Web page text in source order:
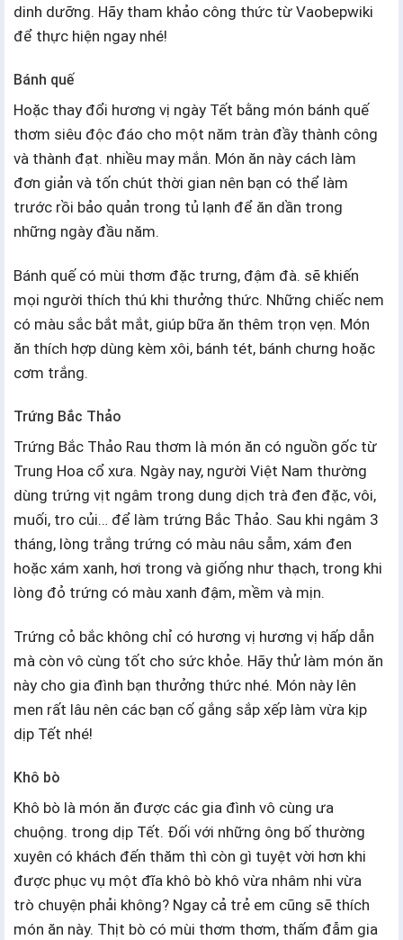
dinh dưỡng. Hãy tham khảo công thức từ Vaobepwiki
để thực hiện ngay nhé!
Bánh quế
Hoặc thay đổi hương vị ngày Tết bằng món bánh quế
thơm siêu độc đáo cho một năm tràn đầy thành công
và thành đạt. nhiều may mắn. Món ăn này cách làm
đơn giản và tốn chút thời gian nên bạn có thể làm
trước rồi bảo quản trong tủ lạnh để ăn dần trong
những ngày đầu năm.
Bánh quế có mùi thơm đặc trưng, đậm đà. sẽ khiến
mọi người thích thú khi thưởng thức. Những chiếc nem
có màu sắc bắt mắt, giúp bữa ăn thêm trọn vẹn. Món
ăn thích hợp dùng kèm xôi, bánh tét, bánh chưng hoặc
cơm trắng.
Trứng Bắc Thảo
Trứng Bắc Thảo Rau thơm là món ăn có nguồn gốc từ
Trung Hoa cổ xưa. Ngày nay, người Việt Nam thường
dùng trứng vịt ngâm trong dung dịch trà đen đặc, vôi,
muối, tro củi… để làm trứng Bắc Thảo. Sau khi ngâm 3
tháng, lòng trắng trứng có màu nâu sẫm, xám đen
hoặc xám xanh, hơi trong và giống như thạch, trong khi
lòng đỏ trứng có màu xanh đậm, mềm và mịn.
Trứng cỏ bắc không chỉ có hương vị hương vị hấp dẫn
mà còn vô cùng tốt cho sức khỏe. Hãy thử làm món ăn
này cho gia đình bạn thưởng thức nhé. Món này lên
men rất lâu nên các bạn cố gắng sắp xếp làm vừa kịp
dịp Tết nhé!
Khô bò
Khô bò là món ăn được các gia đình vô cùng ưa
chuộng. trong dịp Tết. Đối với những ông bố thường
xuyên có khách đến thăm thì còn gì tuyệt vời hơn khi
được phục vụ một đĩa khô bò khô vừa nhâm nhi vừa
trò chuyện phải không? Ngay cả trẻ em cũng sẽ thích
món ăn này. Thịt bò có mùi thơm thơm, thấm đẫm gia